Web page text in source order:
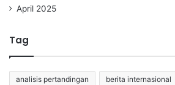
April 2025
Tag
analisis pertandingan berita internasional